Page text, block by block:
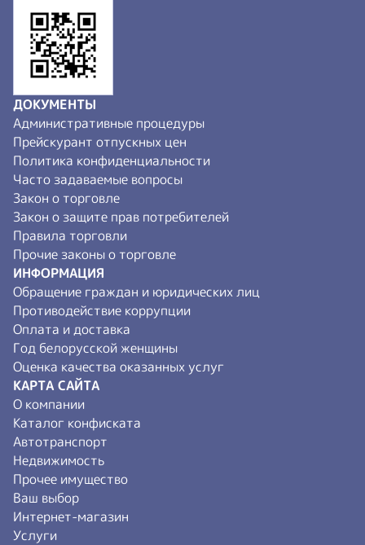
ДОКУМЕНТЫ
Административные процедуры
Прейскурант отпускных цен
Политика конфиденциальности
Часто задаваемые вопросы
Закон о торговле
Закон о защите прав потребителей
Правила торговли
Прочие законы о торговле
ИНФОРМАЦИЯ
Обращение граждан и юридических лиц
Противодействие коррупции
Оплата и доставка
Год белорусской женщины
Оценка качества оказанных услуг
КАРТА САЙТА
О компании
Каталог конфиската
Автотранспорт
Недвижимость
Прочее имущество
Ваш выбор
Интернет-магазин
Услуги